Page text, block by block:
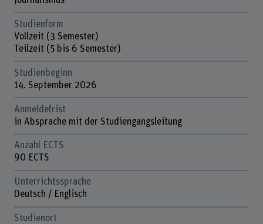
Studienform
Vollzeit (3 Semester)
Teilzeit (5 bis 6 Semester)
Studienbeginn
14. September 2026
Anmeldefrist
in Absprache mit der Studiengangsleitung
Anzahl ECTS
90 ECTS
Unterrichtssprache
Deutsch / Englisch
Studienort